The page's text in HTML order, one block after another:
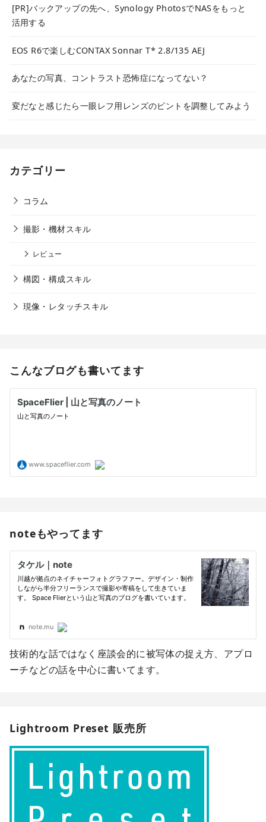
[PR]バックアップの先へ、Synology PhotosでNASをもっと
活用する
EOS R6で楽しむCONTAX Sonnar T* 2.8/135 AEJ
あなたの写真、コントラスト恐怖症になってない？
変だなと感じたら一眼レフ用レンズのピントを調整してみよう
カテゴリー
コラム
撮影・機材スキル
レビュー
構図・構成スキル
現像・レタッチスキル
こんなブログも書いてます
noteもやってます
技術的な話ではなく座談会的に被写体の捉え方、アプロ
ーチなどの話を中心に書いてます。
Lightroom Preset 販売所